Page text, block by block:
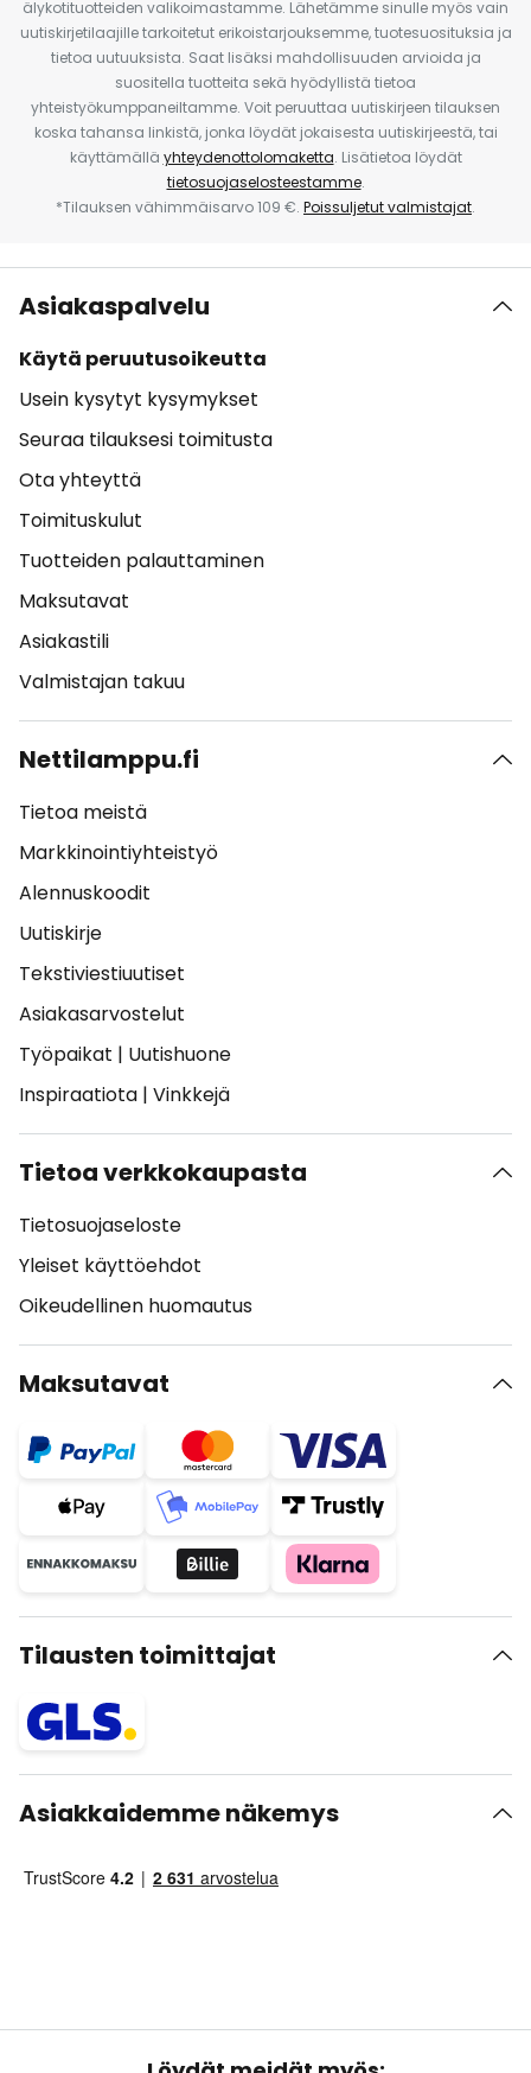
älykotituotteiden valikoimastamme. Lähetämme sinulle myös vain
uutiskirjetilaajille tarkoitetut erikoistarjouksemme, tuotesuosituksia ja
tietoa uutuuksista. Saat lisäksi mahdollisuuden arvioida ja
suositella tuotteita sekä hyödyllistä tietoa
yhteistyökumppaneiltamme. Voit peruuttaa uutiskirjeen tilauksen
koska tahansa linkistä, jonka löydät jokaisesta uutiskirjeestä, tai
käyttämällä yhteydenottolomaketta. Lisätietoa löydät
tietosuojaselosteestamme.
*Tilauksen vähimmäisarvo 109 €. Poissuljetut valmistajat.
Asiakaspalvelu
Käytä peruutusoikeutta
Usein kysytyt kysymykset
Seuraa tilauksesi toimitusta
Ota yhteyttä
Toimituskulut
Tuotteiden palauttaminen
Maksutavat
Asiakastili
Valmistajan takuu
Nettilamppu.fi
Tietoa meistä
Markkinointiyhteistyö
Alennuskoodit
Uutiskirje
Tekstiviestiuutiset
Asiakasarvostelut
Työpaikat | Uutishuone
Inspiraatiota | Vinkkejä
Tietoa verkkokaupasta
Tietosuojaseloste
Yleiset käyttöehdot
Oikeudellinen huomautus
Maksutavat
Tilausten toimittajat
Asiakkaidemme näkemys